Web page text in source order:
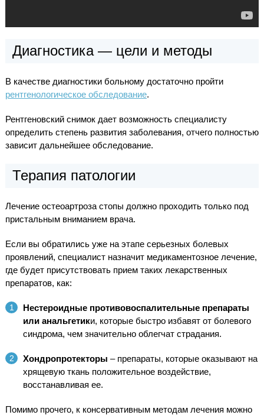
Диагностика — цели и методы
В качестве диагностики больному достаточно пройти
рентгенологическое обследование.
Рентгеновский снимок дает возможность специалисту
определить степень развития заболевания, отчего полностью
зависит дальнейшее обследование.
Терапия патологии
Лечение остеоартроза стопы должно проходить только под
пристальным вниманием врача.
Если вы обратились уже на этапе серьезных болевых
проявлений, специалист назначит медикаментозное лечение,
где будет присутствовать прием таких лекарственных
препаратов, как:
Нестероидные противовоспалительные препараты
или анальгетики, которые быстро избавят от болевого
синдрома, чем значительно облегчат страдания.
Хондропротекторы – препараты, которые оказывают на
хрящевую ткань положительное воздействие,
восстанавливая ее.
Помимо прочего, к консервативным методам лечения можно